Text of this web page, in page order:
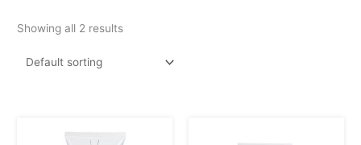
Showing all 2 results